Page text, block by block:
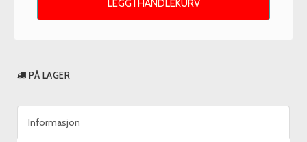
LEGG I HANDLEKURV
PÅ LAGER
Informasjon